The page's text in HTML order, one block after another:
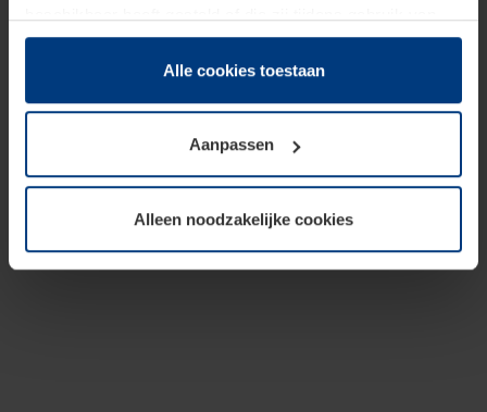
hun diensten hebben verzameld.
Juridisch hebben wij het recht om cookies op uw
van deze pagina's absoluut vereist is. Voor alle andere
soorten cookies is uw toestemming benodigd. Uw
toestemming kunt u op elk moment bij de uitleg van de
wijzigen of herroepen.
Alle cookies toestaan
Aanpassen
Alleen noodzakelijke cookies